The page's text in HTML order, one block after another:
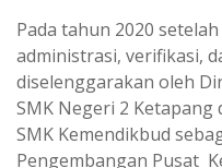
Pada tahun 2020
administrasi, verifikasi,
diselenggarakan oleh
SMK Negeri 2
SMK Kemendikbud
Pengembangan Pusat